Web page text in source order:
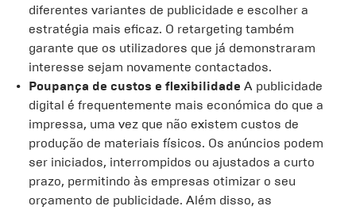
diferentes variantes de publicidade e escolher a
estratégia mais eficaz. O retargeting também
garante que os utilizadores que já demonstraram
interesse sejam novamente contactados.
Poupança de custos e flexibilidade A publicidade
digital é frequentemente mais económica do que a
impressa, uma vez que não existem custos de
produção de materiais físicos. Os anúncios podem
ser iniciados, interrompidos ou ajustados a curto
prazo, permitindo às empresas otimizar o seu
orçamento de publicidade. Além disso, as